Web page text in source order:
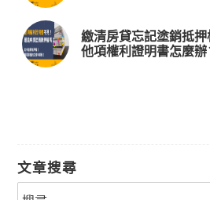
繳清房貸忘記塗銷抵
他項權利證明書怎麼辦
文章搜尋